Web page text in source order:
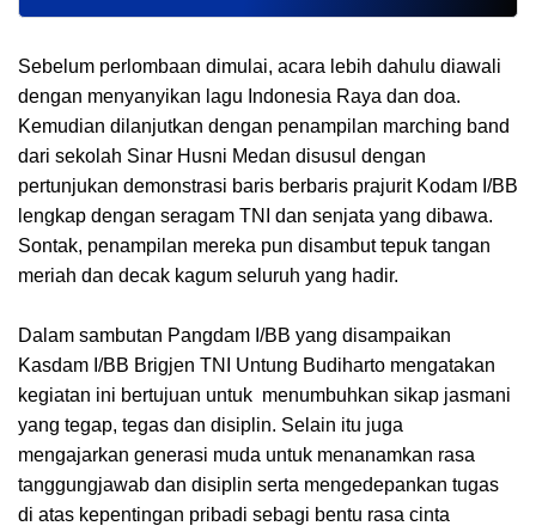
Sebelum perlombaan dimulai, acara lebih dahulu diawali
dengan menyanyikan lagu Indonesia Raya dan doa.
Kemudian dilanjutkan dengan penampilan marching band
dari sekolah Sinar Husni Medan disusul dengan
pertunjukan demonstrasi baris berbaris prajurit Kodam I/BB
lengkap dengan seragam TNI dan senjata yang dibawa.
Sontak, penampilan mereka pun disambut tepuk tangan
meriah dan decak kagum seluruh yang hadir.
Dalam sambutan Pangdam I/BB yang disampaikan
Kasdam I/BB Brigjen TNI Untung Budiharto mengatakan
kegiatan ini bertujuan untuk menumbuhkan sikap jasmani
yang tegap, tegas dan disiplin. Selain itu juga
mengajarkan generasi muda untuk menanamkan rasa
tanggungjawab dan disiplin serta mengedepankan tugas
di atas kepentingan pribadi sebagi bentu rasa cinta